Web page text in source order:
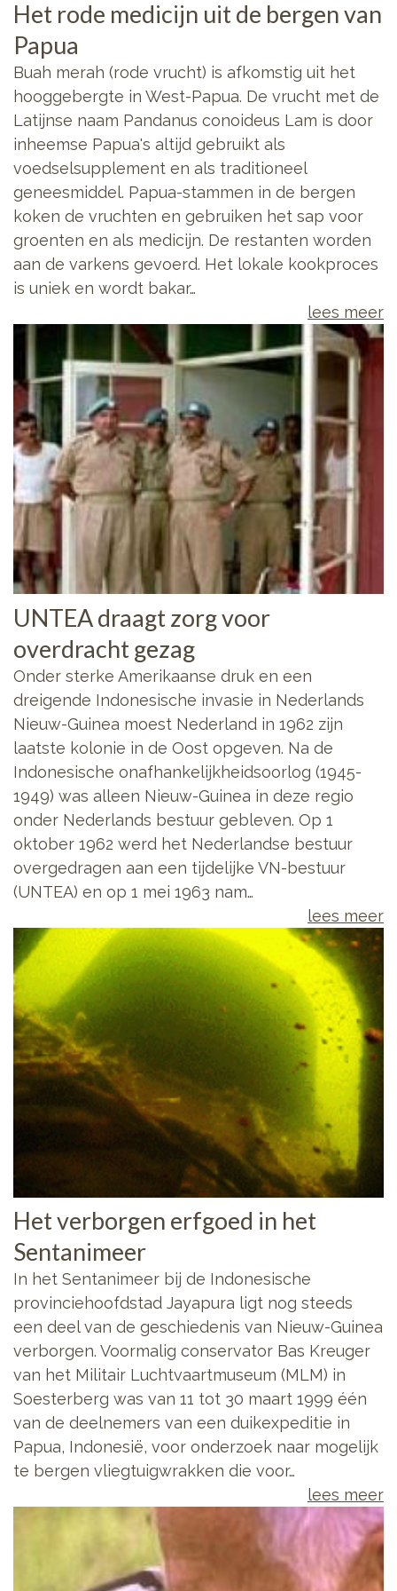
Het rode medicijn uit de bergen van
Papua
Buah merah (rode vrucht) is afkomstig uit het
hooggebergte in West-Papua. De vrucht met de
Latijnse naam Pandanus conoideus Lam is door
inheemse Papua's altijd gebruikt als
voedselsupplement en als traditioneel
geneesmiddel. Papua-stammen in de bergen
koken de vruchten en gebruiken het sap voor
groenten en als medicijn. De restanten worden
aan de varkens gevoerd. Het lokale kookproces
is uniek en wordt bakar…
lees meer
UNTEA draagt zorg voor
overdracht gezag
Onder sterke Amerikaanse druk en een
dreigende Indonesische invasie in Nederlands
Nieuw-Guinea moest Nederland in 1962 zijn
laatste kolonie in de Oost opgeven. Na de
Indonesische onafhankelijkheidsoorlog (1945-
1949) was alleen Nieuw-Guinea in deze regio
onder Nederlands bestuur gebleven. Op 1
oktober 1962 werd het Nederlandse bestuur
overgedragen aan een tijdelijke VN-bestuur
(UNTEA) en op 1 mei 1963 nam…
lees meer
Het verborgen erfgoed in het
Sentanimeer
In het Sentanimeer bij de Indonesische
provinciehoofdstad Jayapura ligt nog steeds
een deel van de geschiedenis van Nieuw-Guinea
verborgen. Voormalig conservator Bas Kreuger
van het Militair Luchtvaartmuseum (MLM) in
Soesterberg was van 11 tot 30 maart 1999 één
van de deelnemers van een duikexpeditie in
Papua, Indonesië, voor onderzoek naar mogelijk
te bergen vliegtuigwrakken die voor…
lees meer